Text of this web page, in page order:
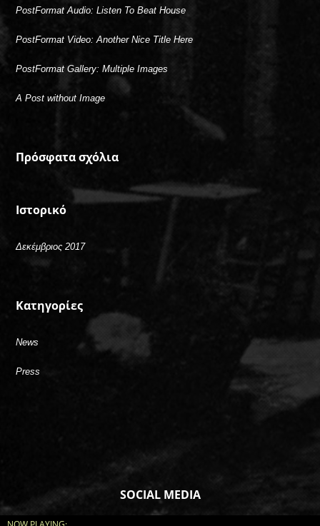
PostFormat Audio: Listen To Beat House
PostFormat Video: Another Nice Title Here
PostFormat Gallery: Multiple Images
A Post without Image
Πρόσφατα σχόλια
Ιστορικό
Δεκέμβριος 2017
Kατηγορίες
News
Press
SOCIAL MEDIA